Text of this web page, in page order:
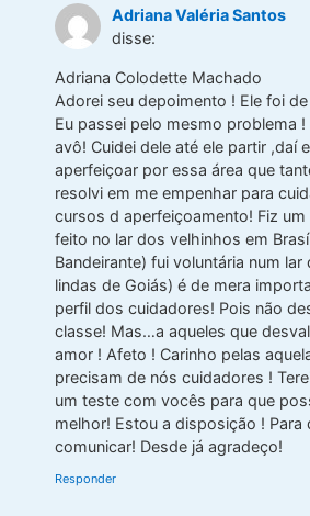
Adriana Valéria Santos
disse:
Adriana Colodette Machado
Adorei seu depoimento ! Ele foi
Eu passei pelo mesmo problema
avô! Cuidei dele até ele partir ,daí
aperfeiçoar por essa área que
resolvi em me empenhar para
cursos d aperfeiçoamento! Fiz
feito no lar dos velhinhos em
Bandeirante) fui voluntária num
lindas de Goiás) é de mera
perfil dos cuidadores! Pois não
classe! Mas…a aqueles que
amor ! Afeto ! Carinho pelas
precisam de nós cuidadores !
um teste com vocês para que
melhor! Estou a disposição !
comunicar! Desde já agradeço!
Responder